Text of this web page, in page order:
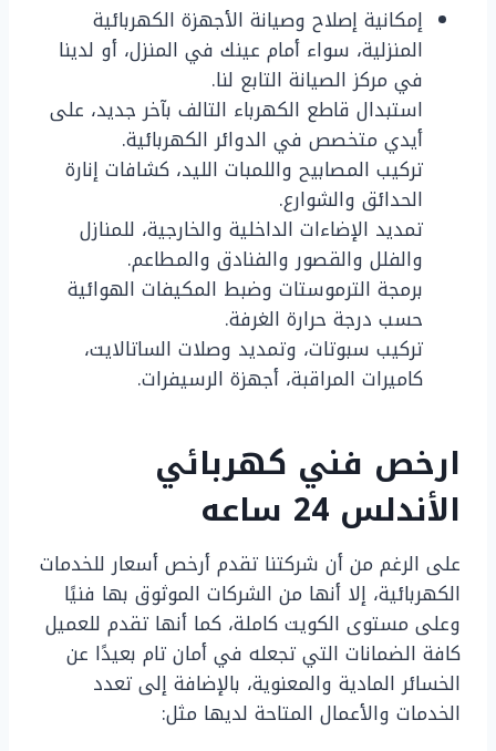
إمكانية إصلاح وصيانة الأجهزة الكهربائية
المنزلية، سواء أمام عينك في المنزل، أو لدينا
في مركز الصيانة التابع لنا.
استبدال قاطع الكهرباء التالف بآخر جديد، على
أيدي متخصص في الدوائر الكهربائية.
تركيب المصابيح واللمبات الليد، كشافات إنارة
الحدائق والشوارع.
تمديد الإضاءات الداخلية والخارجية، للمنازل
والفلل والقصور والفنادق والمطاعم.
برمجة الترموستات وضبط المكيفات الهوائية
حسب درجة حرارة الغرفة.
تركيب سبوتات، وتمديد وصلات الساتالايت،
كاميرات المراقبة، أجهزة الرسيفرات.
ارخص فني كهربائي
الأندلس 24 ساعه
على الرغم من أن شركتنا تقدم أرخص أسعار للخدمات
الكهربائية، إلا أنها من الشركات الموثوق بها فنيًا
وعلى مستوى الكويت كاملة، كما أنها تقدم للعميل
كافة الضمانات التي تجعله في أمان تام بعيدًا عن
الخسائر المادية والمعنوية، بالإضافة إلى تعدد
الخدمات والأعمال المتاحة لديها مثل: